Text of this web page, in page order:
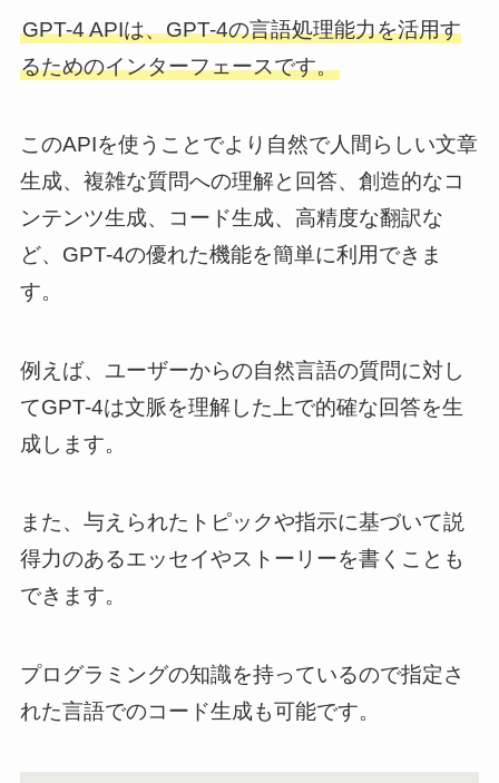
GPT-4 APIは、GPT-4の言語処理能力を活用す
るためのインターフェースです。
このAPIを使うことでより自然で人間らしい文章
生成、複雑な質問への理解と回答、創造的なコ
ンテンツ生成、コード生成、高精度な翻訳な
ど、GPT-4の優れた機能を簡単に利用できま
す。
例えば、ユーザーからの自然言語の質問に対し
てGPT-4は文脈を理解した上で的確な回答を生
成します。
また、与えられたトピックや指示に基づいて説
得力のあるエッセイやストーリーを書くことも
できます。
プログラミングの知識を持っているので指定さ
れた言語でのコード生成も可能です。